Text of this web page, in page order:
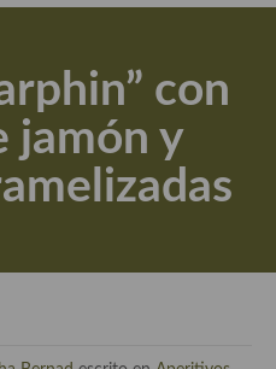
interesantes e importantes
AOVES
con
jamón y